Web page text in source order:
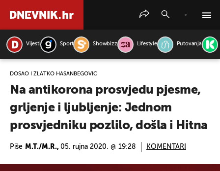
Vijesti Sport Showbizz Lifestyle Putovanja
DOŠAO I ZLATKO HASANBEGOVIĆ
Na antikorona prosvjedu pjesme,
grljenje i ljubljenje: Jednom
prosvjedniku pozlilo, došla i Hitna
Piše M.T./M.R., 05. rujna 2020. @ 19:28 KOMENTARI
PRETRAŽITE VIJESTI